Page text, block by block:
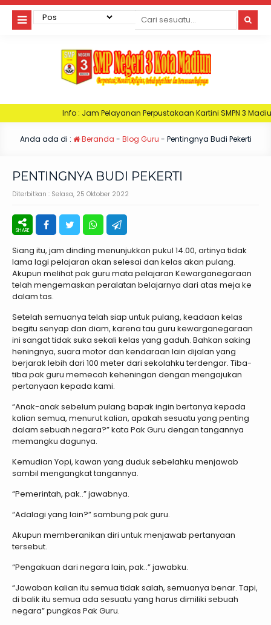
Info : Jam Pelayanan Perpustakaan Kartini SMPN 3 Madiun. Hari Senin
Anda ada di : Beranda - Blog Guru - Pentingnya Budi Pekerti
PENTINGNYA BUDI PEKERTI
Diterbitkan : Selasa, 25 Oktober 2022
Siang itu, jam dinding menunjukkan pukul 14.00, artinya tidak
lama lagi pelajaran akan selesai dan kelas akan pulang.
Akupun melihat pak guru mata pelajaran Kewarganegaraan
telah mengemaskan peralatan belajarnya dari atas meja ke
dalam tas.
Setelah semuanya telah siap untuk pulang, keadaan kelas
begitu senyap dan diam, karena tau guru kewarganegaraan
ini sangat tidak suka sekali kelas yang gaduh. Bahkan saking
heningnya, suara motor dan kendaraan lain dijalan yang
berjarak lebih dari 100 meter dari sekolahku terdengar. Tiba-
tiba pak guru memecah keheningan dengan mengajukan
pertanyaan kepada kami.
“Anak-anak sebelum pulang bapak ingin bertanya kepada
kalian semua, menurut kalian, apakah sesuatu yang penting
dalam sebuah negara?” kata Pak Guru dengan tangannya
memangku dagunya.
Kemudian Yopi, kawan yang duduk sebelahku menjawab
sambil mengangkat tangannya.
“Pemerintah, pak..” jawabnya.
“Adalagi yang lain?” sambung pak guru.
Akupun memberanikan diri untuk menjawab pertanyaan
tersebut.
“Pengakuan dari negara lain, pak..” jawabku.
“Jawaban kalian itu semua tidak salah, semuanya benar. Tapi,
di balik itu semua ada sesuatu yang harus dimiliki sebuah
negara” pungkas Pak Guru.